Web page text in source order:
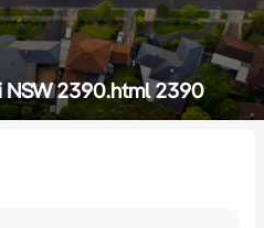
NSW 2390.html 2390